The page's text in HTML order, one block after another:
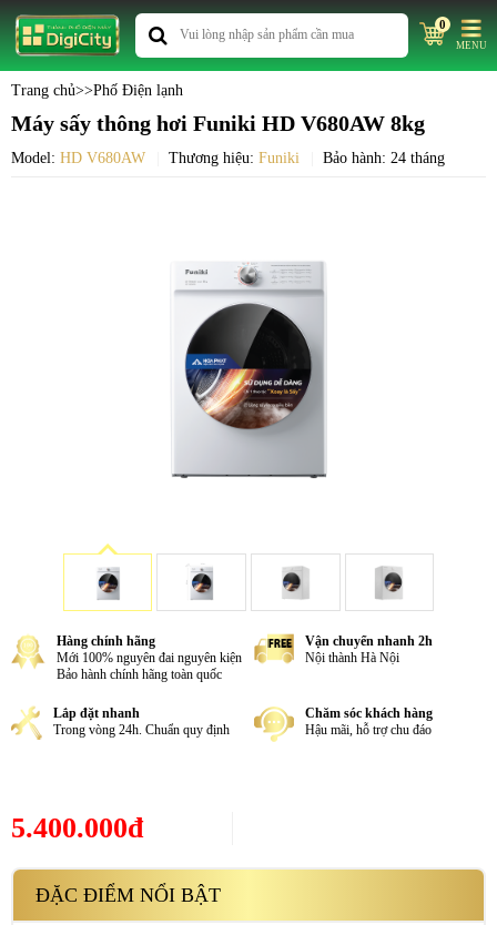
0
MENU
Trang chủ>>Phố Điện lạnh
Máy sấy thông hơi Funiki HD V680AW 8kg
Model: HD V680AW Thương hiệu: Funiki Bảo hành: 24 tháng
Hàng chính hãng
Mới 100% nguyên đai nguyên kiện
Bảo hành chính hãng toàn quốc
Vận chuyển nhanh 2h
Nội thành Hà Nội
Lắp đặt nhanh
Trong vòng 24h. Chuẩn quy định
Chăm sóc khách hàng
Hậu mãi, hỗ trợ chu đáo
5.400.000đ
ĐẶC ĐIỂM NỔI BẬT